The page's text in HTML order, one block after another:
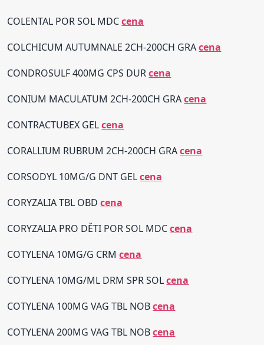
COLENTAL POR SOL MDCcena
COLCHICUM AUTUMNALE 2CH-200CH GRAcena
CONDROSULF 400MG CPS DURcena
CONIUM MACULATUM 2CH-200CH GRAcena
CONTRACTUBEX GELcena
CORALLIUM RUBRUM 2CH-200CH GRAcena
CORSODYL 10MG/G DNT GELcena
CORYZALIA TBL OBDcena
CORYZALIA PRO DĚTI POR SOL MDCcena
COTYLENA 10MG/G CRMcena
COTYLENA 10MG/ML DRM SPR SOLcena
COTYLENA 100MG VAG TBL NOBcena
COTYLENA 200MG VAG TBL NOBcena